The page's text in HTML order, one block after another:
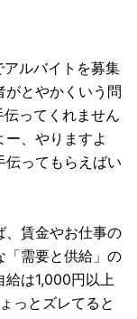
ルバイトを募集
がとやかくいう問
ってくれません
、やりますよ
伝ってもらえばい
、賃金やお仕事の
「需要と供給」の
給は1,000円以上
っとズレてると